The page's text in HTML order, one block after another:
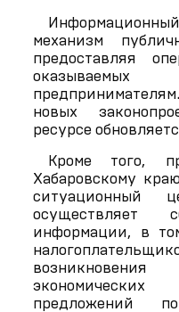
механизм
предоставляя
оказываемых
новых
ресурсе
Кроме того,
Хабаровскому
ситуационный
осуществляет
информации, в
предложений